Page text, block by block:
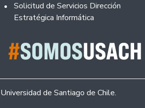
Solicitud de Servicios Dirección
Estratégica Informática
Universidad de Santiago de Chile.